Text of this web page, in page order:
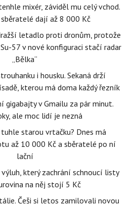
mixér, záviděl mu celý vchod.
dají až 8 000 Kč
letadlo proti dronům, protože
57 v nové konfiguraci stačí radar
„Bělka“
i housku. Sekaná drží
kterou má doma každý řezník
gigabajty v Gmailu za pár minut.
ale moc lidí je nezná
starou vrtačku? Dnes má
až 10 000 Kč a sběratelé po ní
lační
který zachrání schnoucí listy
na něj stojí 5 Kč
Češi si letos zamilovali novou